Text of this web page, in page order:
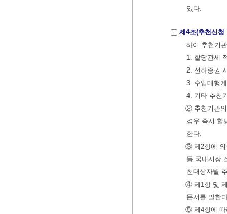
있다.
제4조(추천신청
하여 추천기
1. 할당관세
2. 선하증권
3. 수입대행
4. 기타 추천
② 추천기관의
경우 즉시 할
한다.
③ 제2항에 의
등 국내시장
천대상자별
④ 제1항 및
문서를 말한
⑤ 제4항에 따